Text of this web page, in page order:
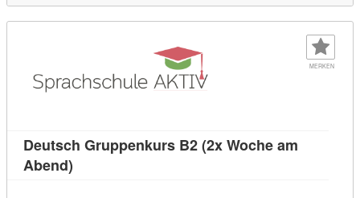
MERKEN
Deutsch Gruppenkurs B2 (2x Woche am
Abend)